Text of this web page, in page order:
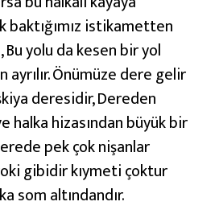
baktığımız istikametten
yolu da kesen bir yol
ayrılır. Önümüze dere gelir
deresidir, Dereden
halka hizasından büyük bir
pek çok nişanlar
gibidir kıymeti çoktur
som altındandır.